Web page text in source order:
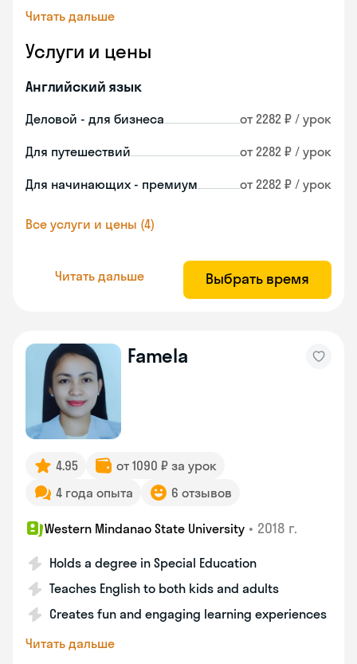
Читать дальше
Услуги и цены
Английский язык
Деловой - для бизнеса от 2282 ₽ / урок
Для путешествий от 2282 ₽ / урок
Для начинающих - премиум от 2282 ₽ / урок
Все услуги и цены (4)
Читать дальше Выбрать время
Famela
4.95
от 1090 ₽ за урок
4 года опыта
6 отзывов
Western Mindanao State University • 2018 г.
Holds a degree in Special Education
Teaches English to both kids and adults
Creates fun and engaging learning experiences
Читать дальше